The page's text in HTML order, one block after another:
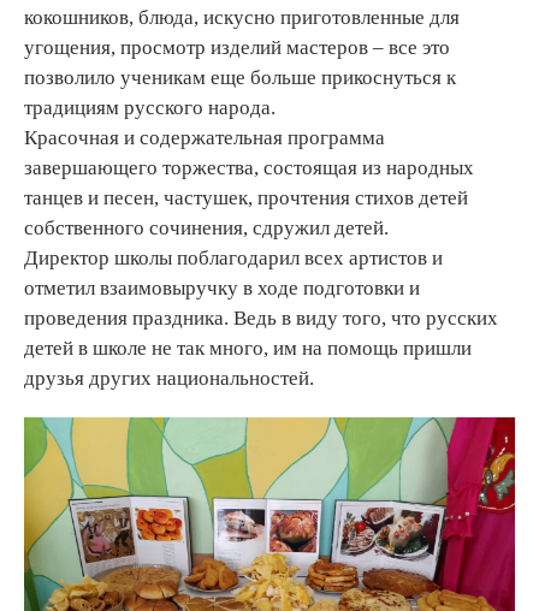
кокошников, блюда, искусно приготовленные для
угощения, просмотр изделий мастеров – все это
позволило ученикам еще больше прикоснуться к
традициям русского народа.
Красочная и содержательная программа
завершающего торжества, состоящая из народных
танцев и песен, частушек, прочтения стихов детей
собственного сочинения, сдружил детей.
Директор школы поблагодарил всех артистов и
отметил взаимовыручку в ходе подготовки и
проведения праздника. Ведь в виду того, что русских
детей в школе не так много, им на помощь пришли
друзья других национальностей.